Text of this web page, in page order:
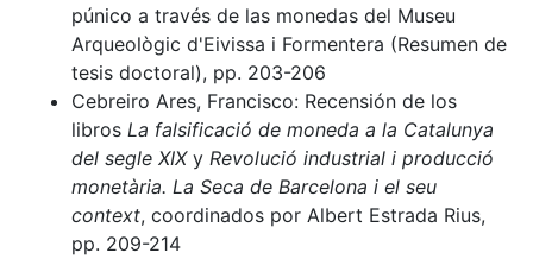
púnico a través de las monedas del Museu
Arqueològic d'Eivissa i Formentera (Resumen de
tesis doctoral), pp. 203-206
Cebreiro Ares, Francisco: Recensión de los
libros La falsificació de moneda a la Catalunya
del segle XIXy Revolució industrial i producció
monetària. La Seca de Barcelona i el seu
context, coordinados por Albert Estrada Rius,
pp. 209-214